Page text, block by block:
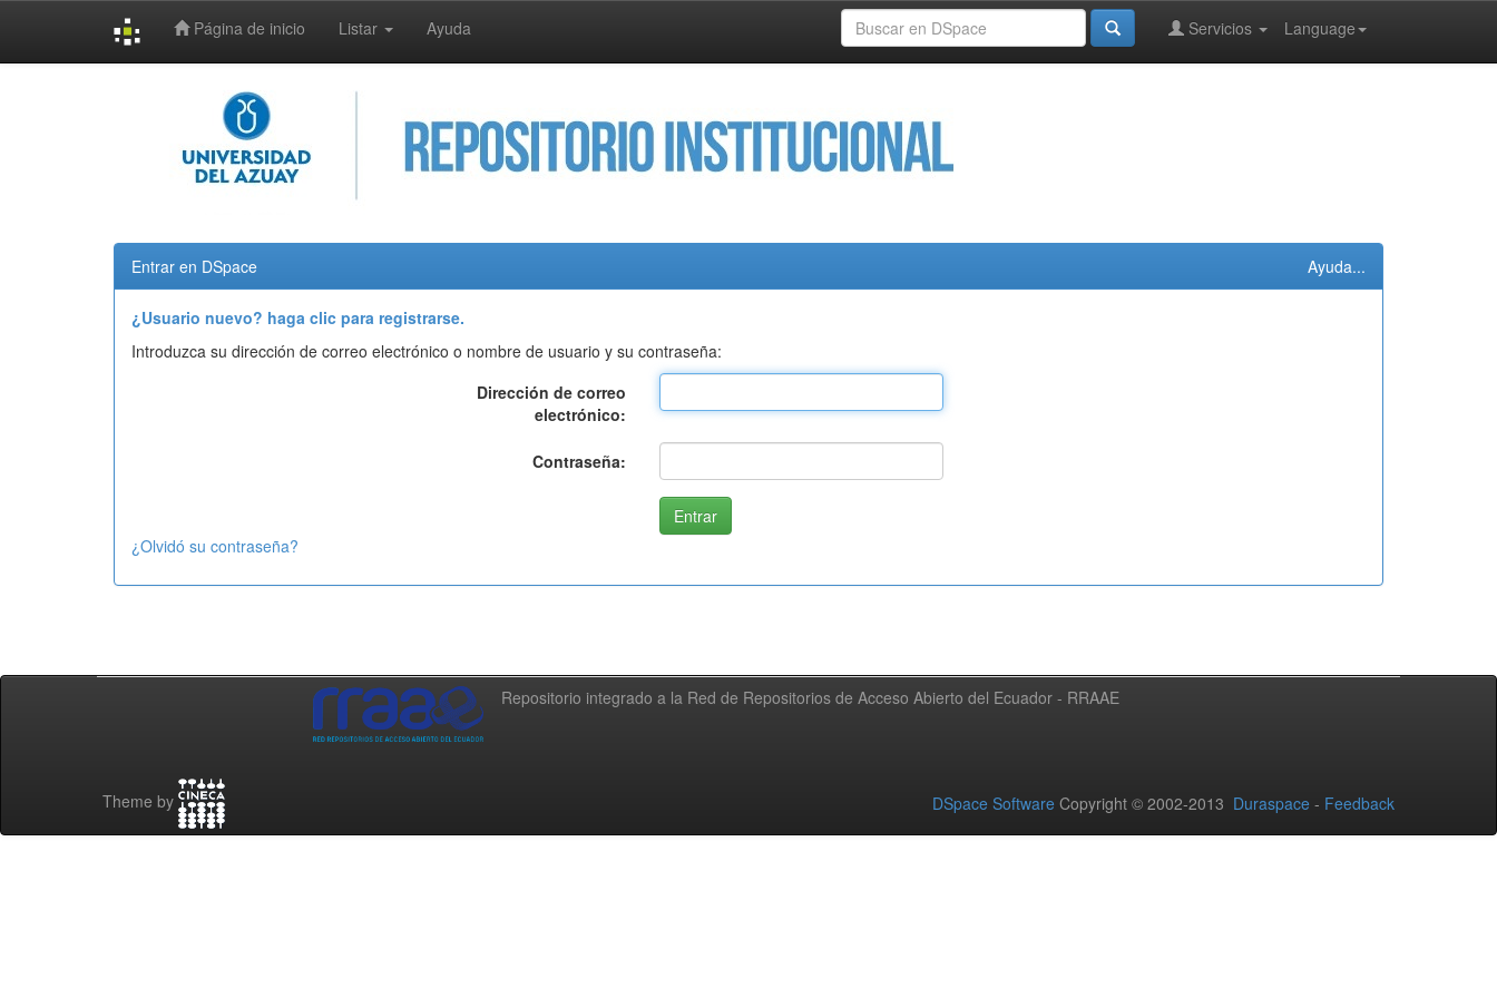
Página de inicio Listar Ayuda Language
Servicios
Entrar en DSpace Ayuda...
¿Usuario nuevo? haga clic para registrarse.
Introduzca su dirección de correo electrónico o nombre de usuario y su contraseña:
Dirección de correo
electrónico:
Contraseña:
¿Olvidó su contraseña?
Repositorio integrado a la Red de Repositorios de Acceso Abierto del Ecuador - RRAAE
Theme by DSpace Software Copyright © 2002-2013 Duraspace - Feedback